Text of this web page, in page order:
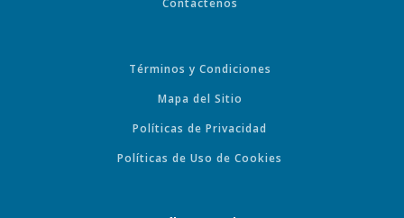
Términos y Condiciones
Mapa del Sitio
Políticas de Privacidad
Políticas de Uso de Cookies